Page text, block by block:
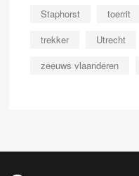
Staphorst
toerrit
trekker
Utrecht
zeeuws vlaanderen